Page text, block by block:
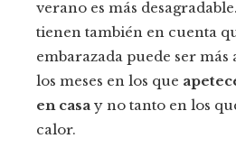
verano es más
tienen también en cuenta
embarazada puede ser
los meses en los que
en casa y no tanto en los
calor.